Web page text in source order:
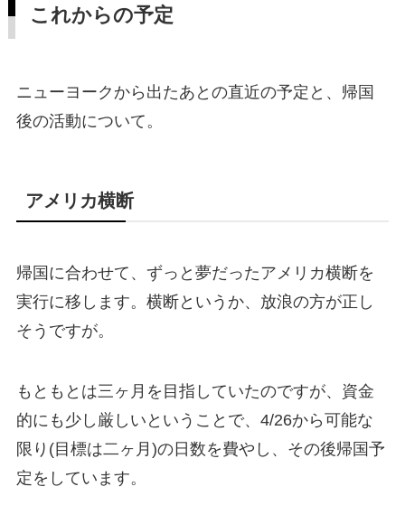
これからの予定
ニューヨークから出たあとの直近の予定と、帰国
後の活動について。
アメリカ横断
帰国に合わせて、ずっと夢だったアメリカ横断を
実行に移します。横断というか、放浪の方が正し
そうですが。
もともとは三ヶ月を目指していたのですが、資金
的にも少し厳しいということで、4/26から可能な
限り(目標は二ヶ月)の日数を費やし、その後帰国予
定をしています。